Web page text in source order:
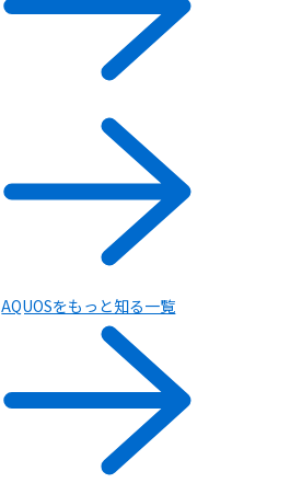
AQUOSをもっと知る一覧